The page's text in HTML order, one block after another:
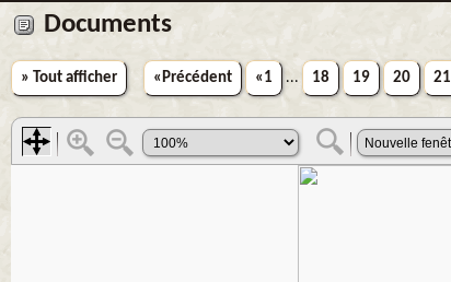
Documents
» Tout afficher «Précédent «1 ... 18 19 20 21